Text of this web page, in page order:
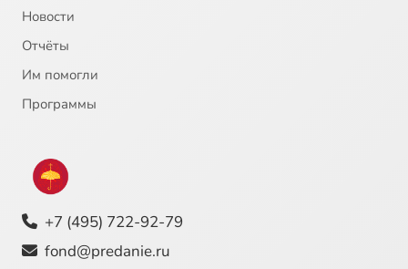
Новости
Отчёты
Им помогли
Программы
+7 (495) 722-92-79
fond@predanie.ru